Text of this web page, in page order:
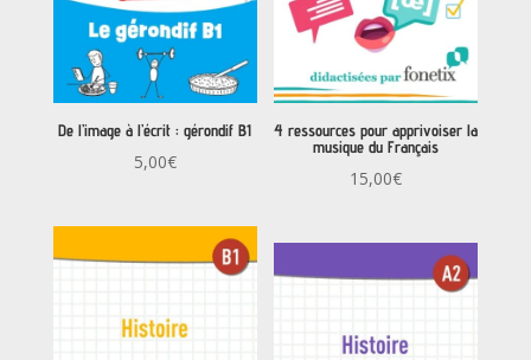
De l’image à l’écrit : gérondif B1
5,00€
4 ressources pour apprivoiser la
musique du Français
15,00€